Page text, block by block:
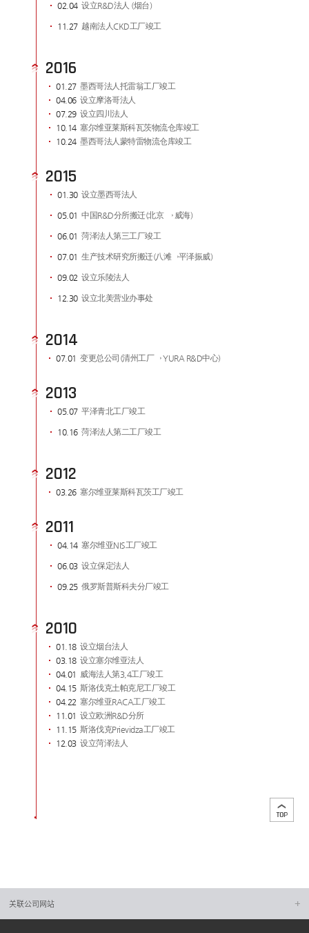
02.04 设立R&D法人 (烟台)
11.27 越南法人CKD工厂竣工
2016
01.27 墨西哥法人托雷翁工厂竣工
04.06 设立摩洛哥法人
07.29 设立四川法人
10.14 塞尔维亚莱斯科瓦茨物流仓库竣工
10.24 墨西哥法人蒙特雷物流仓库竣工
2015
01.30 设立墨西哥法人
05.01 中国R&D分所搬迁(北京 → 威海)
06.01 菏泽法人第三工厂竣工
07.01 生产技术研究所搬迁(八滩→平泽振威)
09.02 设立乐陵法人
12.30 设立北美营业办事处
2014
07.01 变更总公司(清州工厂→ YURA R&D中心)
2013
05.07 平泽青北工厂竣工
10.16 菏泽法人第二工厂竣工
2012
03.26 塞尔维亚莱斯科瓦茨工厂竣工
2011
04.14 塞尔维亚NIS工厂竣工
06.03 设立保定法人
09.25 俄罗斯普斯科夫分厂竣工
2010
01.18 设立烟台法人
03.18 设立塞尔维亚法人
04.01 威海法人第3,4工厂竣工
04.15 斯洛伐克土帕克尼工厂竣工
04.22 塞尔维亚RACA工厂竣工
11.01 设立欧洲R&D分所
11.15 斯洛伐克Prievidza工厂竣工
12.03 设立菏泽法人
关联公司网站